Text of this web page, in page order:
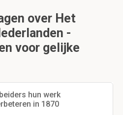
over Het
-
voor gelijke
hun werk
in 1870